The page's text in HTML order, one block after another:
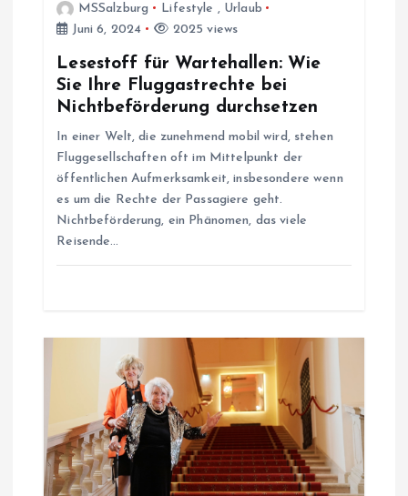
MSSalzburg Lifestyle , Urlaub
Juni 6, 2024
2025 views
Lesestoff für Wartehallen: Wie
Sie Ihre Fluggastrechte bei
Nichtbeförderung durchsetzen
In einer Welt, die zunehmend mobil wird, stehen
Fluggesellschaften oft im Mittelpunkt der
öffentlichen Aufmerksamkeit, insbesondere wenn
es um die Rechte der Passagiere geht.
Nichtbeförderung, ein Phänomen, das viele
Reisende…